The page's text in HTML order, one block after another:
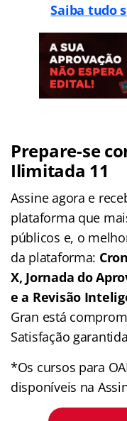
Saiba tudo
Prepare-se
Ilimitada 11
Assine agora e
plataforma que
públicos e, o
da plataforma:
X, Jornada do
e a Revisão
Gran está
Satisfação
*Os cursos para
disponíveis na